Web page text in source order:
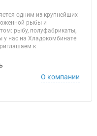
одним из крупнейших
рыбы и
рыбу, полуфабрикаты,
у нас на Хладокомбинате
к
О компании